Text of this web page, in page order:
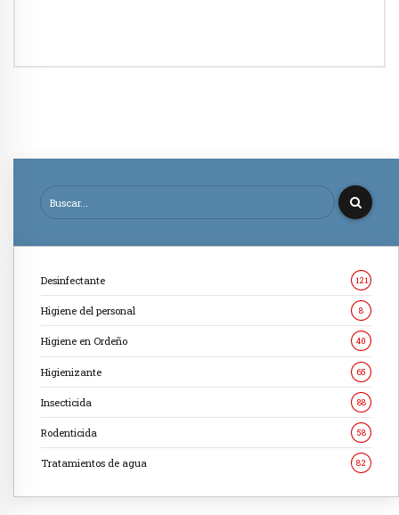
Desinfectante 121
Higiene del personal 8
Higiene en Ordeño 40
Higienizante 65
Insecticida 88
Rodenticida 58
Tratamientos de agua 82